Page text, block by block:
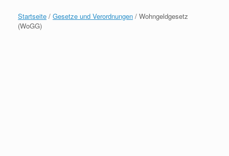
Startseite / Gesetze und Verordnungen / Wohngeldgesetz
(WoGG)